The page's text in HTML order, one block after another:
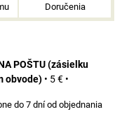
Doručenia
POŠTU (zásielku
obvode) • 5 € •
do 7 dní od objednania